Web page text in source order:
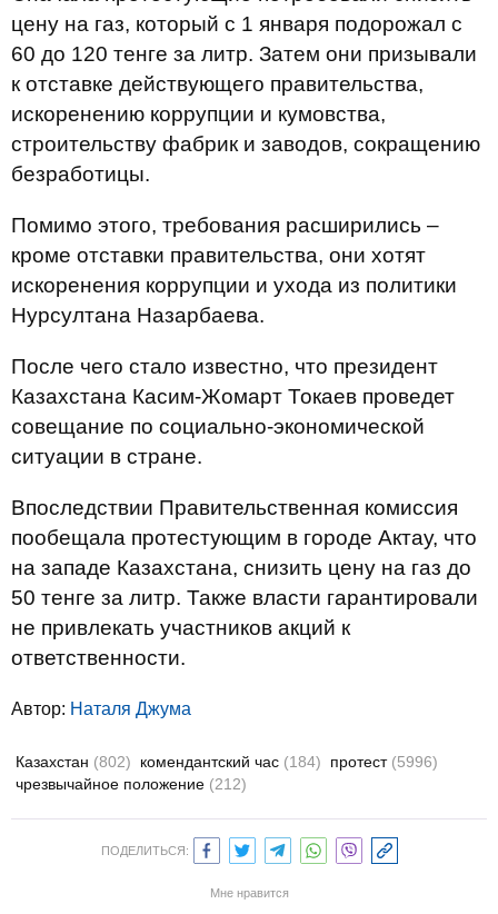
цену на газ, который с 1 января подорожал с
60 до 120 тенге за литр. Затем они призывали
к отставке действующего правительства,
искоренению коррупции и кумовства,
строительству фабрик и заводов, сокращению
безработицы.
Помимо этого, требования расширились –
кроме отставки правительства, они хотят
искоренения коррупции и ухода из политики
Нурсултана Назарбаева.
После чего стало известно, что президент
Казахстана Касим-Жомарт Токаев проведет
совещание по социально-экономической
ситуации в стране.
Впоследствии Правительственная комиссия
пообещала протестующим в городе Актау, что
на западе Казахстана, снизить цену на газ до
50 тенге за литр. Также власти гарантировали
не привлекать участников акций к
ответственности.
Автор: Наталя Джума
Казахстан (802) комендантский час (184) протест (5996)
чрезвычайное положение (212)
ПОДЕЛИТЬСЯ:
Мне нравится